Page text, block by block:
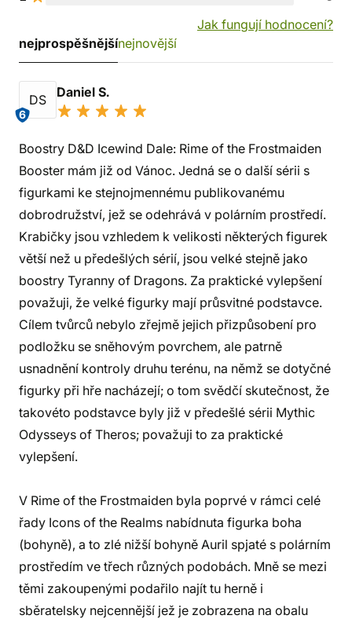
Jak fungují hodnocení?
nejprospěšnějšínejnovější
DS
6
Daniel S.
Boostry D&D Icewind Dale: Rime of the Frostmaiden
Booster mám již od Vánoc. Jedná se o další sérii s
figurkami ke stejnojmennému publikovanému
dobrodružství, jež se odehrává v polárním prostředí.
Krabičky jsou vzhledem k velikosti některých figurek
větší než u předešlých sérií, jsou velké stejně jako
boostry Tyranny of Dragons. Za praktické vylepšení
považuji, že velké figurky mají průsvitné podstavce.
Cílem tvůrců nebylo zřejmě jejich přizpůsobení pro
podložku se sněhovým povrchem, ale patrně
usnadnění kontroly druhu terénu, na němž se dotyčné
figurky při hře nacházejí; o tom svědčí skutečnost, že
takovéto podstavce byly již v předešlé sérii Mythic
Odysseys of Theros; považuji to za praktické
vylepšení.
V Rime of the Frostmaiden byla poprvé v rámci celé
řady Icons of the Realms nabídnuta figurka boha
(bohyně), a to zlé nižší bohyně Auril spjaté s polárním
prostředím ve třech různých podobách. Mně se mezi
těmi zakoupenými podařilo najít tu herně i
sběratelsky nejcennější jež je zobrazena na obalu